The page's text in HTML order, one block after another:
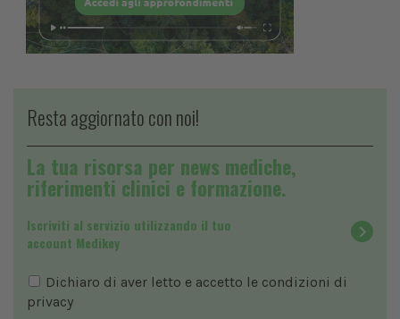
Resta aggiornato con noi!
La tua risorsa per news mediche,
riferimenti clinici e formazione.
Iscriviti al servizio utilizzando il tuo
account Medikey
Dichiaro di aver letto e accetto le condizioni di
privacy